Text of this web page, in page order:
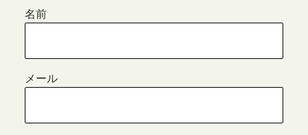
名前
メール